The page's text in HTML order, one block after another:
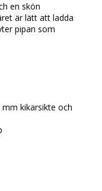
en skön
är lätt att ladda
pipan som
kikarsikte och